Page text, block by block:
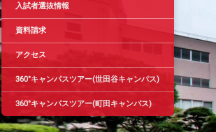
入試者選抜情報
資料請求
アクセス
360°キャンパスツアー(世田谷キャンパス)
360°キャンパスツアー(町田キャンパス)